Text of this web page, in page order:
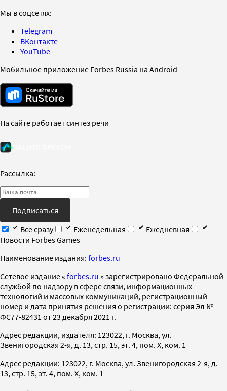
Мы в соцсетях:
Telegram
ВКонтакте
YouTube
Мобильное приложение Forbes Russia на Android
На сайте работает синтез речи
Рассылка:
Подписаться
Все сразу
Еженедельная
Ежедневная
Новости Forbes Games
Наименование издания: forbes.ru
Cетевое издание « forbes.ru » зарегистрировано Федеральной
службой по надзору в сфере связи, информационных
технологий и массовых коммуникаций, регистрационный
номер и дата принятия решения о регистрации: серия Эл №
ФС77-82431 от 23 декабря 2021 г.
Адрес редакции, издателя: 123022, г. Москва, ул.
Звенигородская 2-я, д. 13, стр. 15, эт. 4, пом. X, ком. 1
Адрес редакции: 123022, г. Москва, ул. Звенигородская 2-я, д.
13, стр. 15, эт. 4, пом. X, ком. 1